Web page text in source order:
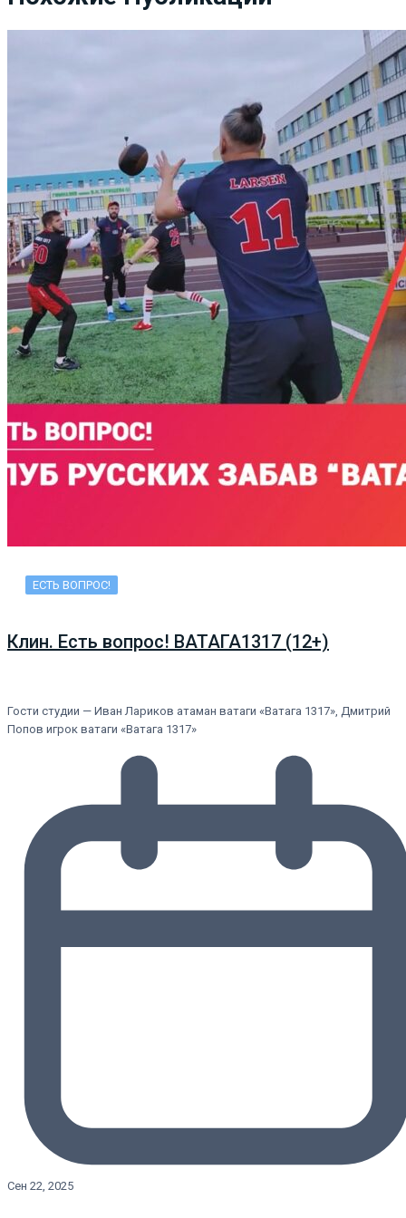
ЕСТЬ ВОПРОС!
Клин. Есть вопрос! ВАТАГА1317 (12+)
Гости студии — Иван Лариков атаман ватаги «Ватага 1317», Дмитрий
Попов игрок ватаги «Ватага 1317»
Сен 22, 2025